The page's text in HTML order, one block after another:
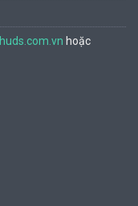
huds.com.vn hoặc